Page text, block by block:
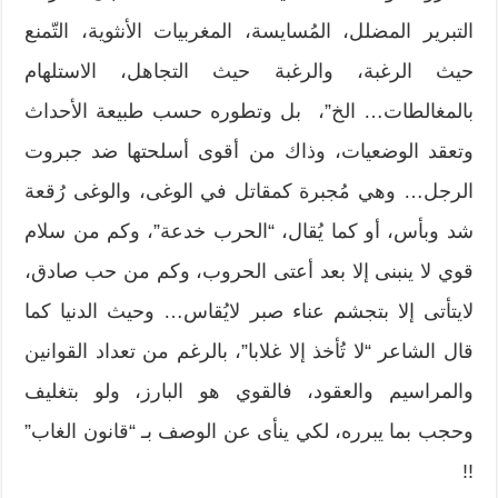
التبرير المضلل، المُسايسة، المغربيات الأنثوية، التّمنع
حيث الرغبة، والرغبة حيث التجاهل، الاستلهام
بالمغالطات… الخ”، بل وتطوره حسب طبيعة الأحداث
وتعقد الوضعيات، وذاك من أقوى أسلحتها ضد جبروت
الرجل… وهي مُجبرة كمقاتل في الوغى، والوغى رُقعة
شد وبأس، أو كما يُقال، “الحرب خدعة”، وكم من سلام
قوي لا ينبنى إلا بعد أعتى الحروب، وكم من حب صادق،
لايتأتى إلا بتجشم عناء صبر لايُقاس… وحيث الدنيا كما
قال الشاعر “لا تُأخذ إلا غلابا”، بالرغم من تعداد القوانين
والمراسيم والعقود، فالقوي هو البارز، ولو بتغليف
وحجب بما يبرره، لكي ينأى عن الوصف بـ “قانون الغاب”
!!